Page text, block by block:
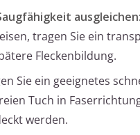
ausgleichen:
tragen Sie ein
Fleckenbildung.
Sie ein geeignetes
Tuch in
werden.